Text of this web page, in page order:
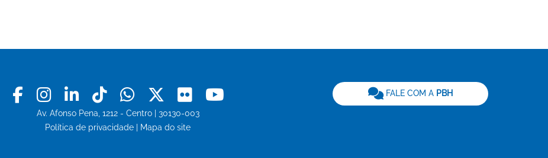
Facebook
Instagram
LinkedinTiktokWhatsapp
X Flickr
Av. Afonso Pena, 1212 - Centro | 30130-003
Política de privacidade
Mapa do site
FALE COM A PBH